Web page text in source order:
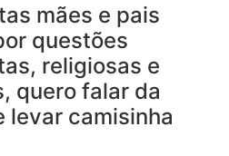
mães e pais
questões
religiosas e
quero falar da
levar camisinha